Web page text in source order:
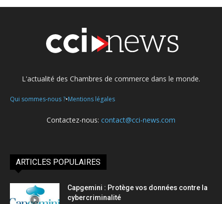
L'actualité des Chambres de commerce dans le monde.
Qui sommes-nous ?•Mentions légales
Contactez-nous: contact@cci-news.com
ARTICLES POPULAIRES
Capgemini : Protège vos données contre la
cybercriminalité